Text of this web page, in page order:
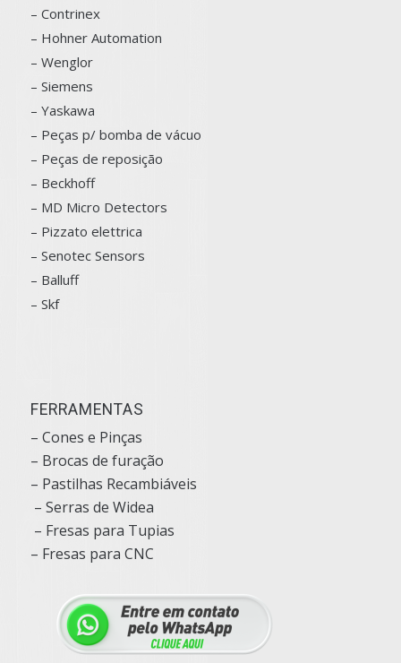
– Contrinex
– Hohner Automation
– Wenglor
– Siemens
– Yaskawa
– Peças p/ bomba de vácuo
– Peças de reposição
– Beckhoff
– MD Micro Detectors
– Pizzato elettrica
– Senotec Sensors
– Balluff
– Skf
FERRAMENTAS
– Cones e Pinças
– Brocas de furação
– Pastilhas Recambiáveis
– Serras de Widea
– Fresas para Tupias
– Fresas para CNC